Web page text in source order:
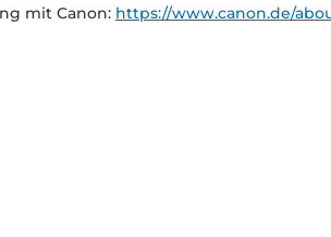
mit Canon: https://www.canon.de/